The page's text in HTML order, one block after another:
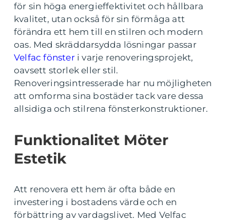
för sin höga energieffektivitet och hållbara
kvalitet, utan också för sin förmåga att
förändra ett hem till en stilren och modern
oas. Med skräddarsydda lösningar passar
Velfac fönsteri varje renoveringsprojekt,
oavsett storlek eller stil.
Renoveringsintresserade har nu möjligheten
att omforma sina bostäder tack vare dessa
allsidiga och stilrena fönsterkonstruktioner.
Funktionalitet Möter
Estetik
Att renovera ett hem är ofta både en
investering i bostadens värde och en
förbättring av vardagslivet. Med Velfac